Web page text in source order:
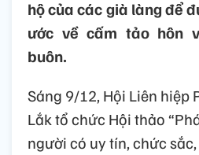
hộ của các già làng để
ước về cấm tảo hôn
buôn.
Sáng 9/12, Hội Liên hiệp
Lắk tổ chức Hội thảo
người có uy tín, chức